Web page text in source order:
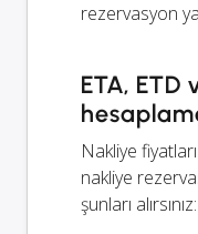
rezervasyon
ETA, ETD
Nakliye
nakliye
şunları alırsınız: